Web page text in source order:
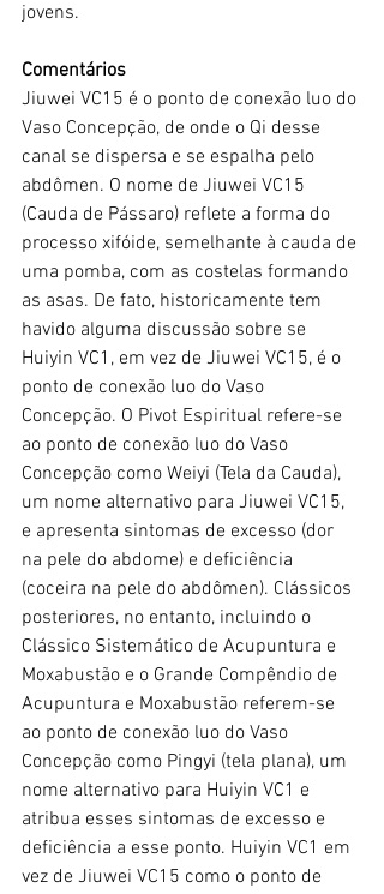
jovens.
Comentários
Jiuwei VC15 é o ponto de conexão luo do
Vaso Concepção, de onde o Qi desse
canal se dispersa e se espalha pelo
abdômen. O nome de Jiuwei VC15
(Cauda de Pássaro) reflete a forma do
processo xifóide, semelhante à cauda de
uma pomba, com as costelas formando
as asas. De fato, historicamente tem
havido alguma discussão sobre se
Huiyin VC1, em vez de Jiuwei VC15, é o
ponto de conexão luo do Vaso
Concepção. O Pivot Espiritual refere-se
ao ponto de conexão luo do Vaso
Concepção como Weiyi (Tela da Cauda),
um nome alternativo para Jiuwei VC15,
e apresenta sintomas de excesso (dor
na pele do abdome) e deficiência
(coceira na pele do abdômen). Clássicos
posteriores, no entanto, incluindo o
Clássico Sistemático de Acupuntura e
Moxabustão e o Grande Compêndio de
Acupuntura e Moxabustão referem-se
ao ponto de conexão luo do Vaso
Concepção como Pingyi (tela plana), um
nome alternativo para Huiyin VC1 e
atribua esses sintomas de excesso e
deficiência a esse ponto. Huiyin VC1 em
vez de Jiuwei VC15 como o ponto de